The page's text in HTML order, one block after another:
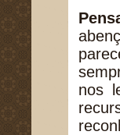
nos